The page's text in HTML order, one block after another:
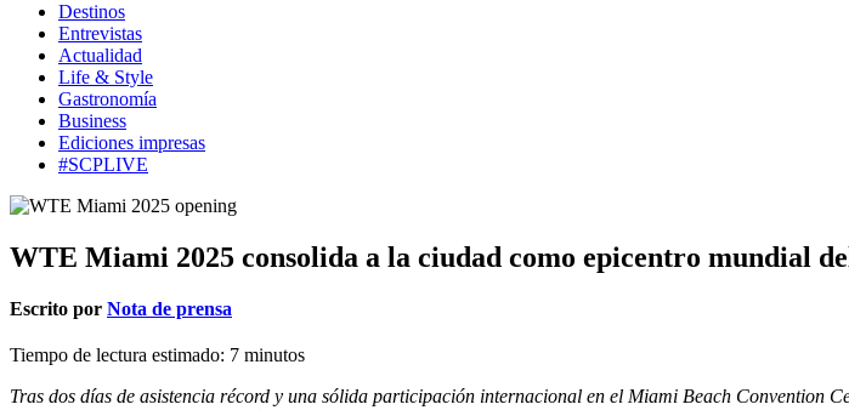
Destinos
Entrevistas
Actualidad
Life & Style
Gastronomía
Business
Ediciones impresas
#SCPLIVE
WTE Miami 2025 consolida a la ciudad como epicentro mundial
Escrito por Nota de prensa
Tiempo de lectura estimado: 7 minutos
Tras dos días de asistencia récord y una sólida participación internacional en el Miami Beach